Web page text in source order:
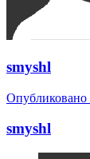
smyshl
Опубликовано
smyshl